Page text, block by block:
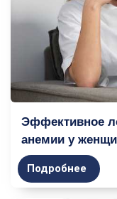
Эффективное
анемии у
Подробнее